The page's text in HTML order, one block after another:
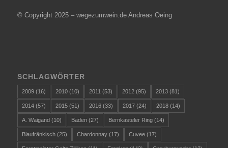
© Copyright 2025 – wegezumwein.de Andreas Oeing
SCHLAGWÖRTER
2009(16) 2010(10) 2011 (53) 2012(95) 2013(81)
2014(57) 2015(51) 2016(33) 2017(24) 2018(14)
A. Waigand(10) Baden(27) Bernkasteler Ring(14)
Blaufränkisch(25) Chardonnay(17) Cuvee(17)